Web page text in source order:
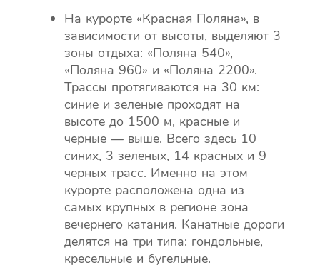
На курорте «Красная Поляна», в
зависимости от высоты, выделяют 3
зоны отдыха: «Поляна 540»,
«Поляна 960» и «Поляна 2200».
Трассы протягиваются на 30 км:
синие и зеленые проходят на
высоте до 1500 м, красные и
черные — выше. Всего здесь 10
синих, 3 зеленых, 14 красных и 9
черных трасс. Именно на этом
курорте расположена одна из
самых крупных в регионе зона
вечернего катания. Канатные дороги
делятся на три типа: гондольные,
кресельные и бугельные.